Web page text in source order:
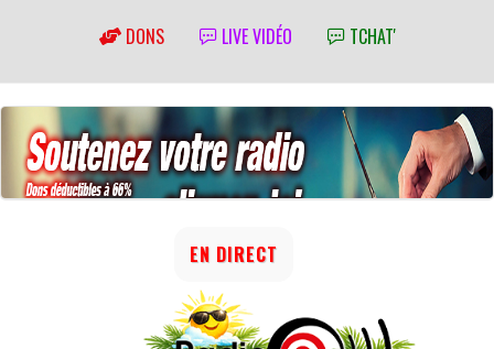
DONS LIVE VIDÉO TCHAT'
EN DIRECT